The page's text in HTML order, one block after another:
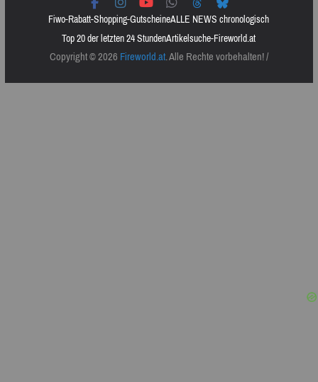
Fiwo-Rabatt-Shopping-GutscheineALLE NEWS chronologisch
Top 20 der letzten 24 StundenArtikelsuche-Fireworld.at
Copyright © 2026Fireworld.at. Alle Rechte vorbehalten! /